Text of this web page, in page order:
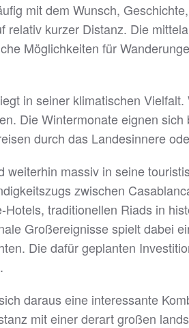
mit dem Wunsch,
relativ kurzer Distanz. Die
Möglichkeiten für
in seiner klimatischen
Die Wintermonate eignen
durch das Landesinnere
weiterhin massiv in seine
zwischen
traditionellen Riads in
Großereignisse spielt dabei
Die dafür geplanten
daraus eine interessante
mit einer derart großen